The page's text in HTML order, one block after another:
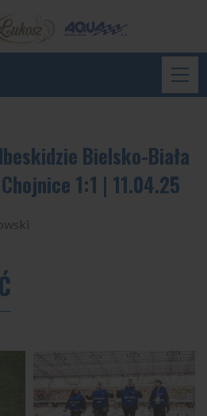
Bielsko-Biała
1:1 | 11.04.25